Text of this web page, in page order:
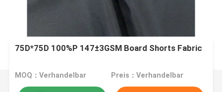
75D*75D 100%P 147±3GSM Board Shorts Fabric
MOQ：Verhandelbar Preis：Verhandelbar